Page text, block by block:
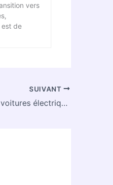
vers
est de
SUIVANT
Assurance pour voitures électriques : obtenez et comparez vos devis gratuitement